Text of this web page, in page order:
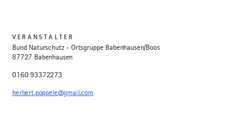
VERANSTALTER
Bund Naturschutz - Ortsgruppe Babenhausen/Boos
87727 Babenhausen
0160 93372273
herbert.poppele@gmail.com